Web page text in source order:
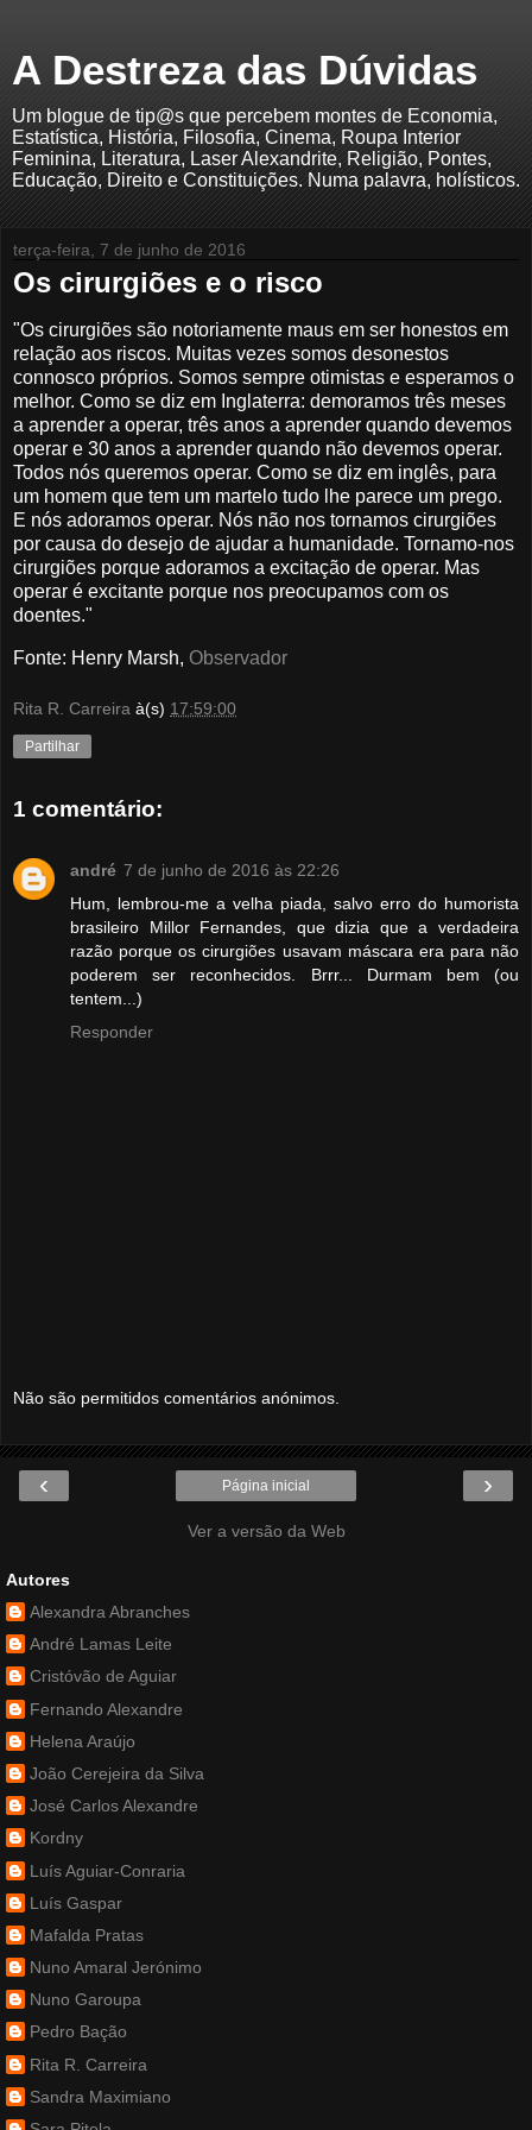
A Destreza das Dúvidas
Um blogue de tip@s que percebem montes de Economia,
Estatística, História, Filosofia, Cinema, Roupa Interior
Feminina, Literatura, Laser Alexandrite, Religião, Pontes,
Educação, Direito e Constituições. Numa palavra, holísticos.
terça-feira, 7 de junho de 2016
Os cirurgiões e o risco
"Os cirurgiões são notoriamente maus em ser honestos em
relação aos riscos. Muitas vezes somos desonestos
connosco próprios. Somos sempre otimistas e esperamos o
melhor. Como se diz em Inglaterra: demoramos três meses
a aprender a operar, três anos a aprender quando devemos
operar e 30 anos a aprender quando não devemos operar.
Todos nós queremos operar. Como se diz em inglês, para
um homem que tem um martelo tudo lhe parece um prego.
E nós adoramos operar. Nós não nos tornamos cirurgiões
por causa do desejo de ajudar a humanidade. Tornamo-nos
cirurgiões porque adoramos a excitação de operar. Mas
operar é excitante porque nos preocupamos com os
doentes."
Fonte: Henry Marsh, Observador
Rita R. Carreira à(s) 17:59:00
Partilhar
1 comentário:
andré 7 de junho de 2016 às 22:26
Hum, lembrou-me a velha piada, salvo erro do humorista
brasileiro Millor Fernandes, que dizia que a verdadeira
razão porque os cirurgiões usavam máscara era para não
poderem ser reconhecidos. Brrr... Durmam bem (ou
tentem...)
Responder
Não são permitidos comentários anónimos.
‹ ›
Página inicial
Ver a versão da Web
Autores
Alexandra Abranches
André Lamas Leite
Cristóvão de Aguiar
Fernando Alexandre
Helena Araújo
João Cerejeira da Silva
José Carlos Alexandre
Kordny
Luís Aguiar-Conraria
Luís Gaspar
Mafalda Pratas
Nuno Amaral Jerónimo
Nuno Garoupa
Pedro Bação
Rita R. Carreira
Sandra Maximiano